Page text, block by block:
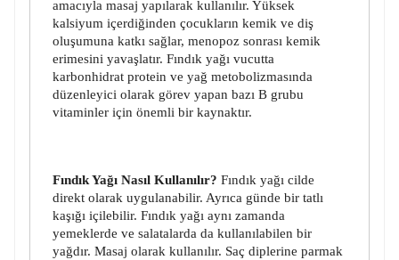
amacıyla masaj yapılarak kullanılır. Yüksek
kalsiyum içerdiğinden çocukların kemik ve diş
oluşumuna katkı sağlar, menopoz sonrası kemik
erimesini yavaşlatır. Fındık yağı vucutta
karbonhidrat protein ve yağ metobolizmasında
düzenleyici olarak görev yapan bazı B grubu
vitaminler için önemli bir kaynaktır.
Fındık Yağı Nasıl Kullanılır? Fındık yağı cilde
direkt olarak uygulanabilir. Ayrıca günde bir tatlı
kaşığı içilebilir. Fındık yağı aynı zamanda
yemeklerde ve salatalarda da kullanılabilen bir
yağdır. Masaj olarak kullanılır. Saç diplerine parmak